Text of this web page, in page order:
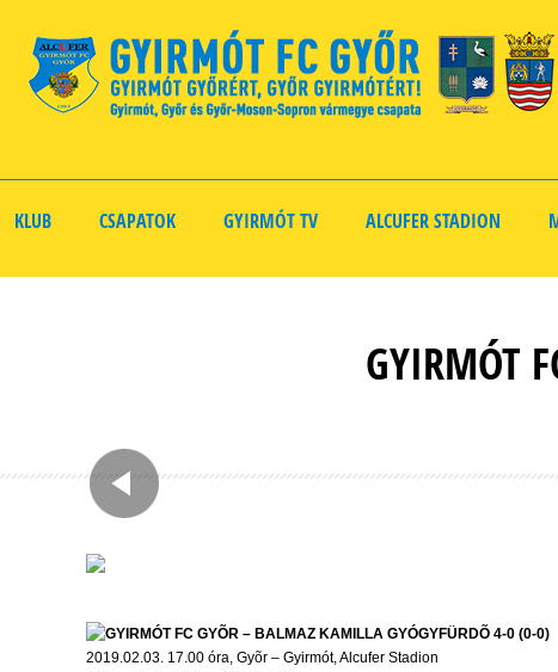
KLUB CSAPATOK GYIRMÓT TV ALCUFER STADION
GYIRMÓT
GYIRMÓT FC GYÕR – BALMAZ KAMILLA GYÓGYFÜRDÕ 4-0 (0-0)
2019.02.03. 17.00 óra, Gyõr – Gyirmót, Alcufer Stadion